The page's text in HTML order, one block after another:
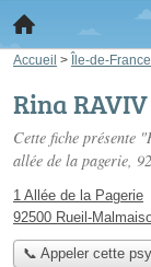
Accueil > Île-de-France
Rina
Cette fiche présente
allée de la pagerie,
1 Allée de la Pagerie
92500 Rueil-
📞 Appeler cette psy